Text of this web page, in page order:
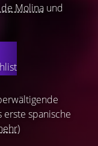
Molinaund
erste spanische